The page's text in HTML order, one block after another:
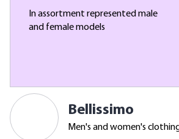
In assortment represented male
and female models
Bellissimo
Men's and women's